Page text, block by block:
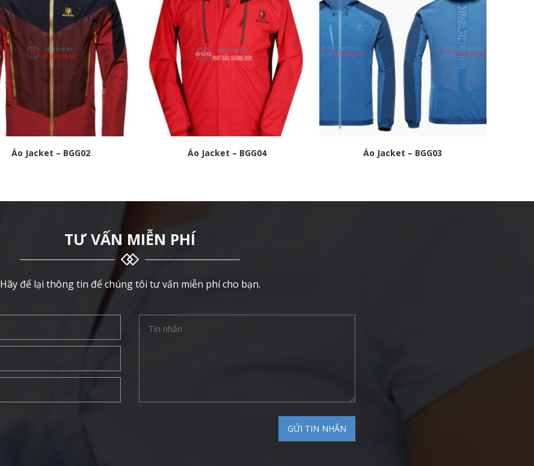
Áo Jacket – BGG02 Áo Jacket – BGG04 Áo Jacket – BGG03
TƯ VẤN MIỄN PHÍ
Hãy để lại thông tin để chúng tôi tư vấn miễn phí cho bạn.